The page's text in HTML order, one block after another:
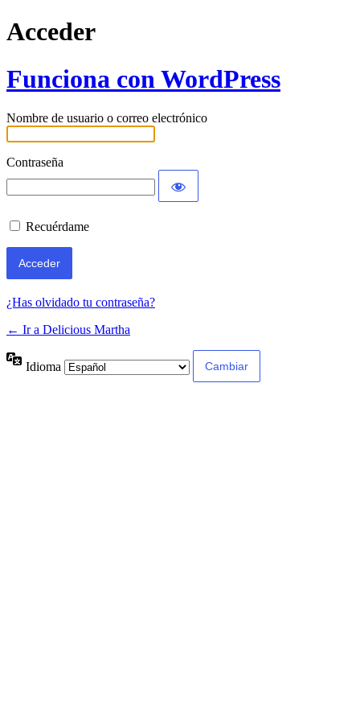
Acceder
Funciona con WordPress
Nombre de usuario o correo electrónico
Contraseña
Recuérdame
¿Has olvidado tu contraseña?
← Ir a Delicious Martha
Idioma